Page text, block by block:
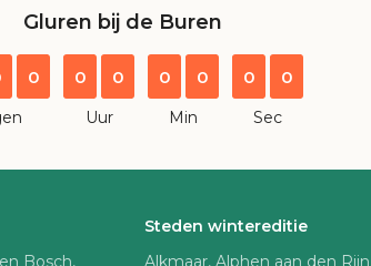
Gluren bij de Buren
0 0 0
Uur
0 0
Min
0 0
Sec
Bosch,
Steden wintereditie
Alkmaar, Alphen aan den